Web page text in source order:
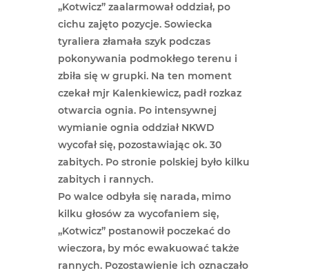
„Kotwicz” zaalarmował oddział, po
cichu zajęto pozycje. Sowiecka
tyraliera złamała szyk podczas
pokonywania podmokłego terenu i
zbiła się w grupki. Na ten moment
czekał mjr Kalenkiewicz, padł rozkaz
otwarcia ognia. Po intensywnej
wymianie ognia oddział NKWD
wycofał się, pozostawiając ok. 30
zabitych. Po stronie polskiej było kilku
zabitych i rannych.
Po walce odbyła się narada, mimo
kilku głosów za wycofaniem się,
„Kotwicz” postanowił poczekać do
wieczora, by móc ewakuować także
rannych. Pozostawienie ich oznaczało